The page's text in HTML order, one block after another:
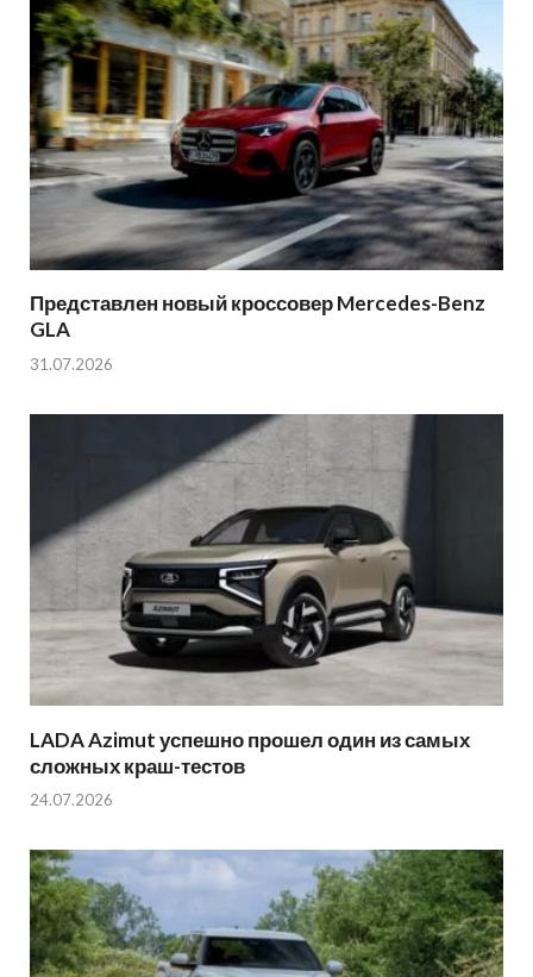
Представлен новый кроссовер Mercedes-Benz
GLA
31.07.2026
LADA Azimut успешно прошел один из самых
сложных краш-тестов
24.07.2026